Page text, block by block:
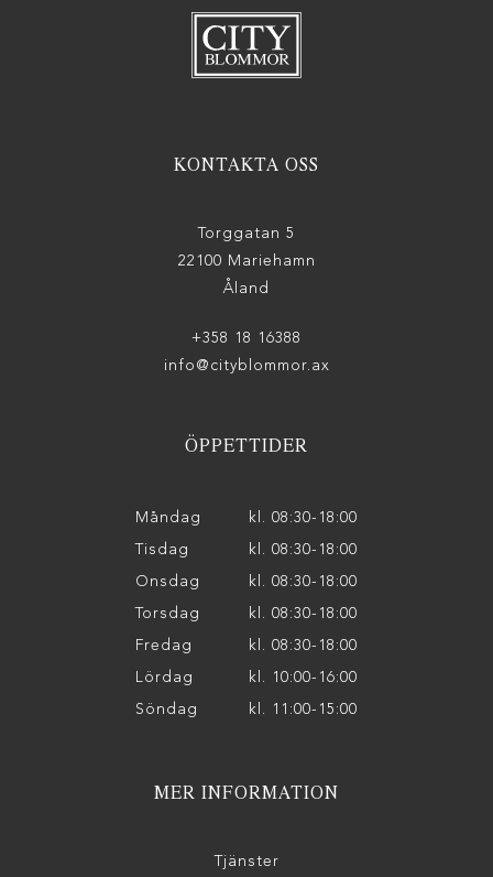
KONTAKTA OSS
Torggatan 5
22100 Mariehamn
Åland
+358 18 16388
info@cityblommor.ax
ÖPPETTIDER
Måndag kl. 08:30-18:00
Tisdag kl. 08:30-18:00
Onsdag kl. 08:30-18:00
Torsdag kl. 08:30-18:00
Fredag kl. 08:30-18:00
Lördag kl. 10:00-16:00
Söndag kl. 11:00-15:00
MER INFORMATION
Tjänster